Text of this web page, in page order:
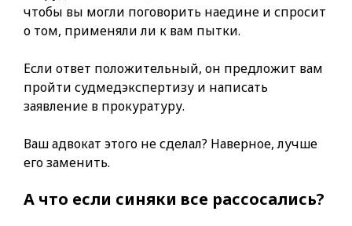
чтобы вы могли поговорить наедине и спросит
о том, применяли ли к вам пытки.
Если ответ положительный, он предложит вам
пройти судмедэкспертизу и написать
заявление в прокуратуру.
Ваш адвокат этого не сделал? Наверное, лучше
его заменить.
А что если синяки все рассосались?